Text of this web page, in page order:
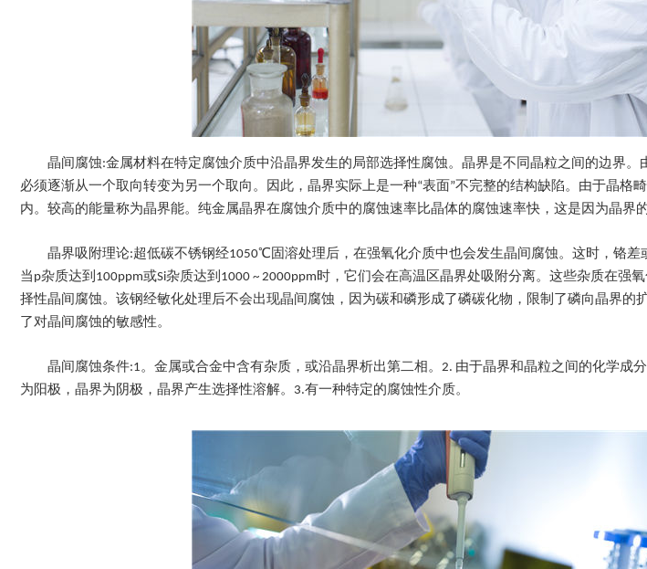
晶间腐蚀:金属材料在特定腐蚀介质中沿晶界发生的局部选择性腐蚀。晶界是不同晶粒之间的边界。
必须逐渐从一个取向转变为另一个取向。因此，晶界实际上是一种“表面”不完整的结构缺陷。由于晶格
内。较高的能量称为晶界能。纯金属晶界在腐蚀介质中的腐蚀速率比晶体的腐蚀速率快，这是因为晶界
晶界吸附理论:超低碳不锈钢经1050℃固溶处理后，在强氧化介质中也会发生晶间腐蚀。这时，铬差
当p杂质达到100ppm或Si杂质达到1000 ~ 2000ppm时，它们会在高温区晶界处吸附分离。这些杂质在强
择性晶间腐蚀。该钢经敏化处理后不会出现晶间腐蚀，因为碳和磷形成了磷碳化物，限制了磷向晶界的
了对晶间腐蚀的敏感性。
晶间腐蚀条件:1。金属或合金中含有杂质，或沿晶界析出第二相。2. 由于晶界和晶粒之间的化学成
为阳极，晶界为阴极，晶界产生选择性溶解。3.有一种特定的腐蚀性介质。